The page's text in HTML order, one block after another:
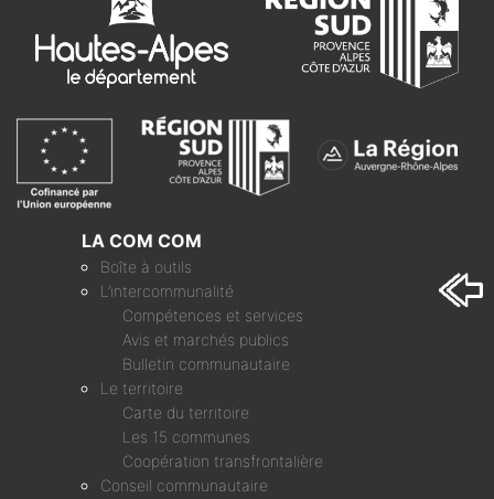
LA COM COM
Boîte à outils
L’intercommunalité
Compétences et services
Avis et marchés publics
Bulletin communautaire
Le territoire
Carte du territoire
Les 15 communes
Coopération transfrontalière
Conseil communautaire